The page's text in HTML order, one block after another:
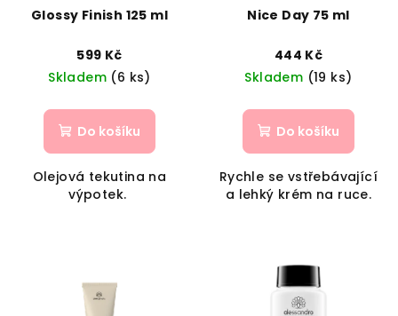
Glossy Finish 125 ml
599 Kč
Skladem (6 ks)
Do košíku
Olejová tekutina na
výpotek.
Nice Day 75 ml
444 Kč
Skladem (19 ks)
Do košíku
Rychle se vstřebávající
a lehký krém na ruce.